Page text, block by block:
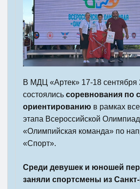
В МДЦ «Артек» 17-18 сентября
состоялись соревнования по
ориентированию в рамках
этапа Всероссийской
«Олимпийская команда» по
«Спорт».
Среди девушек и юношей
заняли спортсмены из